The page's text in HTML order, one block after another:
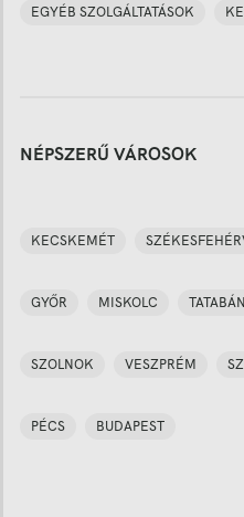
EGYÉB SZOLGÁLTATÁSOK
NÉPSZERŰ VÁROSOK
KECSKEMÉT
GYŐR MISKOLC
SZOLNOK VESZPRÉM
PÉCS BUDAPEST